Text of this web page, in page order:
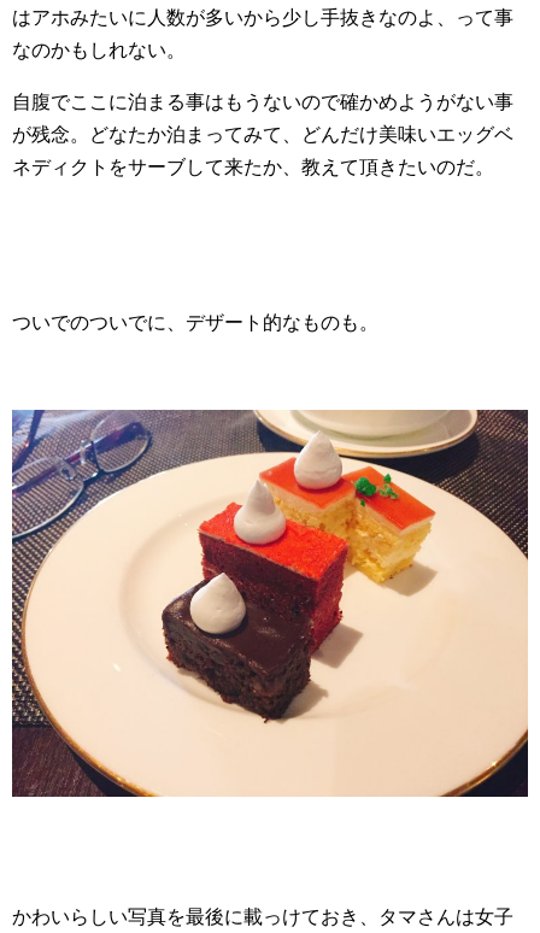
はアホみたいに人数が多いから少し手抜きなのよ、って事
なのかもしれない。
自腹でここに泊まる事はもうないので確かめようがない事
が残念。どなたか泊まってみて、どんだけ美味いエッグベ
ネディクトをサーブして来たか、教えて頂きたいのだ。
ついでのついでに、デザート的なものも。
かわいらしい写真を最後に載っけておき、タマさんは女子